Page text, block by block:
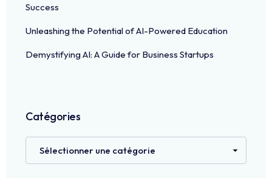
Success
Unleashing the Potential of AI-Powered Education
Demystifying AI: A Guide for Business Startups
Catégories